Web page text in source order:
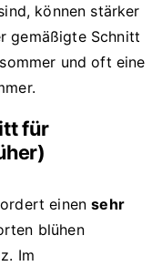
können stärker
gemäßigte Schnitt
und oft eine
für
einensehr
blühen
Im